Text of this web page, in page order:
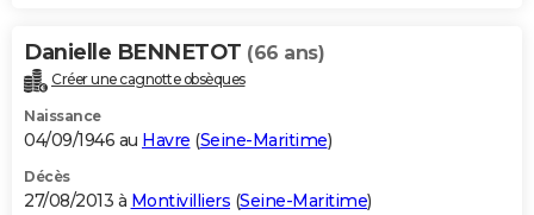
Danielle BENNETOT (66 ans)
Créer une cagnotte obsèques
Naissance
04/09/1946 au Havre (Seine-Maritime)
Décès
27/08/2013 à Montivilliers (Seine-Maritime)